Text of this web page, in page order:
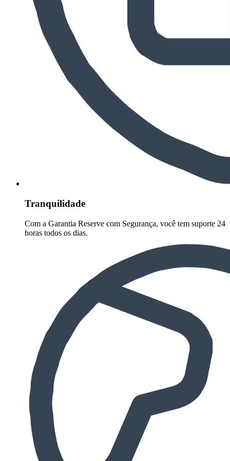
Tranquilidade
Com a Garantia Reserve com Segurança, você tem suporte 24
horas todos os dias.